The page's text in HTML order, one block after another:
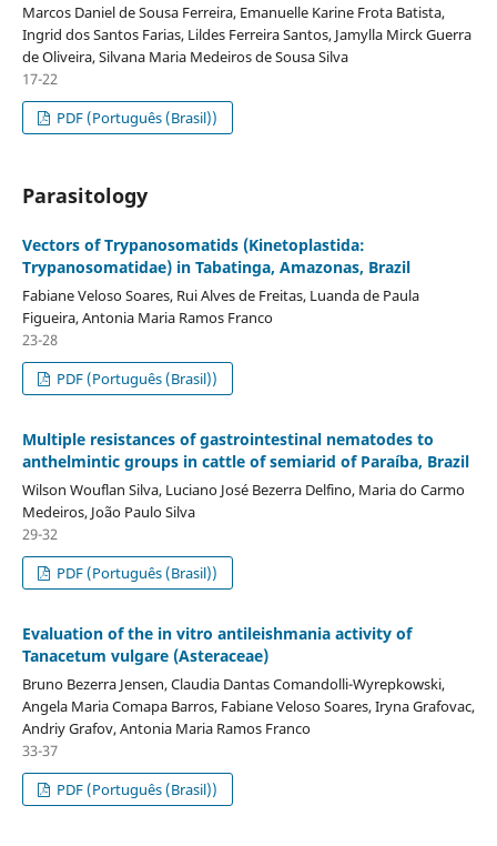
Marcos Daniel de Sousa Ferreira, Emanuelle Karine Frota Batista,
Ingrid dos Santos Farias, Lildes Ferreira Santos, Jamylla Mirck Guerra
de Oliveira, Silvana Maria Medeiros de Sousa Silva
17-22
PDF (Português (Brasil))
Parasitology
Vectors of Trypanosomatids (Kinetoplastida:
Trypanosomatidae) in Tabatinga, Amazonas, Brazil
Fabiane Veloso Soares, Rui Alves de Freitas, Luanda de Paula
Figueira, Antonia Maria Ramos Franco
23-28
PDF (Português (Brasil))
Multiple resistances of gastrointestinal nematodes to
anthelmintic groups in cattle of semiarid of Paraíba, Brazil
Wilson Wouflan Silva, Luciano José Bezerra Delfino, Maria do Carmo
Medeiros, João Paulo Silva
29-32
PDF (Português (Brasil))
Evaluation of the in vitro antileishmania activity of
Tanacetum vulgare (Asteraceae)
Bruno Bezerra Jensen, Claudia Dantas Comandolli-Wyrepkowski,
Angela Maria Comapa Barros, Fabiane Veloso Soares, Iryna Grafovac,
Andriy Grafov, Antonia Maria Ramos Franco
33-37
PDF (Português (Brasil))